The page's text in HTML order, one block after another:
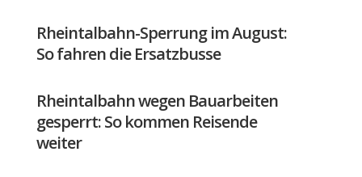
Rheintalbahn-Sperrung im August:
So fahren die Ersatzbusse
Rheintalbahn wegen Bauarbeiten
gesperrt: So kommen Reisende
weiter